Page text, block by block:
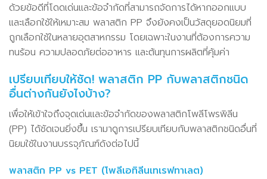
ด้วยข้อดีที่โดดเด่นและข้อจำกัดที่สามารถจัดการได้หากออกแบบ
และเลือกใช้ให้เหมาะสม พลาสติก PP จึงยังคงเป็นวัสดุยอดนิยมที่
ถูกเลือกใช้ในหลายอุตสาหกรรม โดยเฉพาะในงานที่ต้องการความ
ทนร้อน ความปลอดภัยต่ออาหาร และต้นทุนการผลิตที่คุ้มค่า
เปรียบเทียบให้ชัด! พลาสติก PP กับพลาสติกชนิด
อื่นต่างกันยังไงบ้าง?
เพื่อให้เข้าใจถึงจุดเด่นและข้อจำกัดของพลาสติกโพลีโพรพิลีน
(PP) ได้ชัดเจนยิ่งขึ้น เรามาดูการเปรียบเทียบกับพลาสติกชนิดอื่นที่
นิยมใช้ในงานบรรจุภัณฑ์ดังต่อไปนี้
พลาสติก PP vs PET (โพลีเอทิลีนเทเรฟทาเลต)